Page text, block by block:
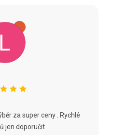
za super ceny . Rychlé
jen doporučit